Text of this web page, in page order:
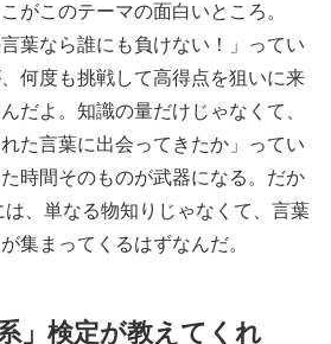
がこのテーマの面白いところ。
葉なら誰にも負けない！」ってい
何度も挑戦して高得点を狙いに来
だよ。知識の量だけじゃなくて、
た言葉に出会ってきたか」ってい
時間そのものが武器になる。だか
、単なる物知りじゃなくて、言葉
集まってくるはずなんだ。
」検定が教えてくれ